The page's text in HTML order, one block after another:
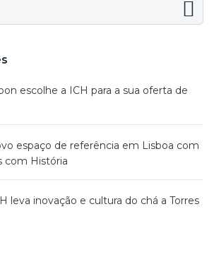
escolhe a ICH para a sua oferta de
espaço de referência em Lisboa com
com História
leva inovação e cultura do chá a Torres